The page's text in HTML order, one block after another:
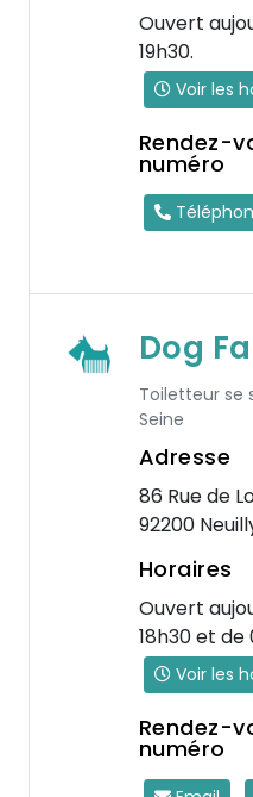
Ouvert
19h30.
Voir les
Rendez-
numéro
Dog
Toiletteur se
Seine
Adresse
86 Rue de
92200
Horaires
Ouvert
18h30 et de
Voir les
Rendez-
numéro